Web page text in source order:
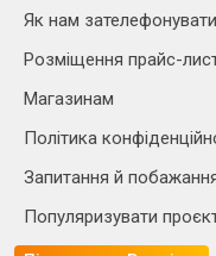
Як нам
Розміщення прайс-
Магазинам
Політика
Запитання й
Популяризувати